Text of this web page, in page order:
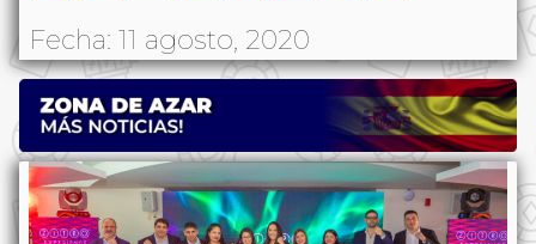
Fecha: 11 agosto, 2020